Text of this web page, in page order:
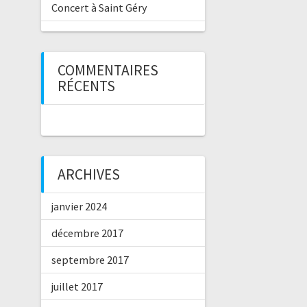
Concert à Saint Géry
COMMENTAIRES
RÉCENTS
ARCHIVES
janvier 2024
décembre 2017
septembre 2017
juillet 2017